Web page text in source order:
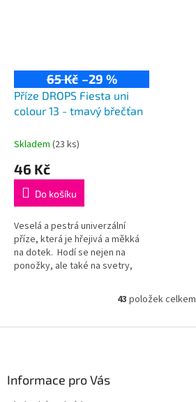
65 Kč –29 %
Příze DROPS Fiesta uni
colour 13 - tmavý břečťan
Skladem (23 ks)
46 Kč
Do košíku
Veselá a pestrá univerzální
příze, která je hřejivá a měkká
na dotek. Hodí se nejen na
ponožky, ale také na svetry,
75% vlna, 25% polyamid...
O
l
43 položek celkem
Informace pro Vás